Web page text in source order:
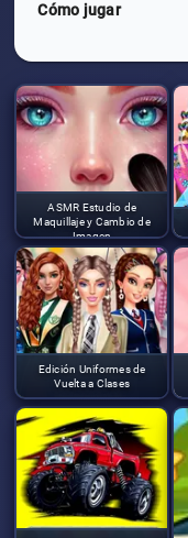
Cómo jugar
ASMR Estudio de
Maquillaje y Cambio de
Imagen
Edición Uniformes de
Vuelta a Clases